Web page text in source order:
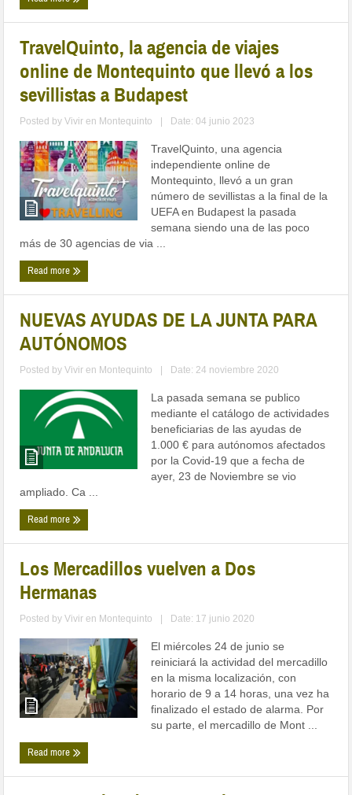
TravelQuinto, la agencia de viajes
online de Montequinto que llevó a los
sevillistas a Budapest
Posted byVivir en Montequinto Date: 04 junio 2023
TravelQuinto, una agencia
independiente online de
Montequinto, llevó a un gran
número de sevillistas a la final de la
UEFA en Budapest la pasada
semana siendo una de las poco
más de 30 agencias de via ...
Read more
NUEVAS AYUDAS DE LA JUNTA PARA
AUTÓNOMOS
Posted byVivir en Montequinto Date: 24 noviembre 2020
La pasada semana se publico
mediante el catálogo de actividades
beneficiarias de las ayudas de
1.000 € para autónomos afectados
por la Covid-19 que a fecha de
ayer, 23 de Noviembre se vio
ampliado. Ca ...
Read more
Los Mercadillos vuelven a Dos
Hermanas
Posted byVivir en Montequinto Date: 17 junio 2020
El miércoles 24 de junio se
reiniciará la actividad del mercadillo
en la misma localización, con
horario de 9 a 14 horas, una vez ha
finalizado el estado de alarma. Por
su parte, el mercadillo de Mont ...
Read more